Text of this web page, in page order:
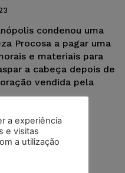
condenou uma
Procosa a pagar uma
e materiais para
a cabeça depois de
vendida pela
a experiência
e visitas
a utilização